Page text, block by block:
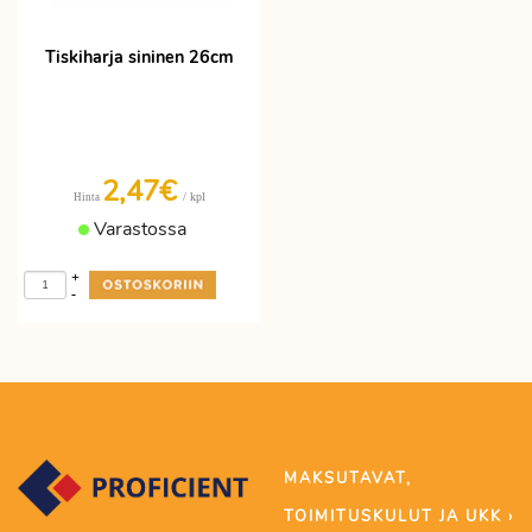
Tiskiharja sininen 26cm
Hinta 2,47€ / kpl
Varastossa
-
+
MAKSUTAVAT,
TOIMITUSKULUT JA UKK ›